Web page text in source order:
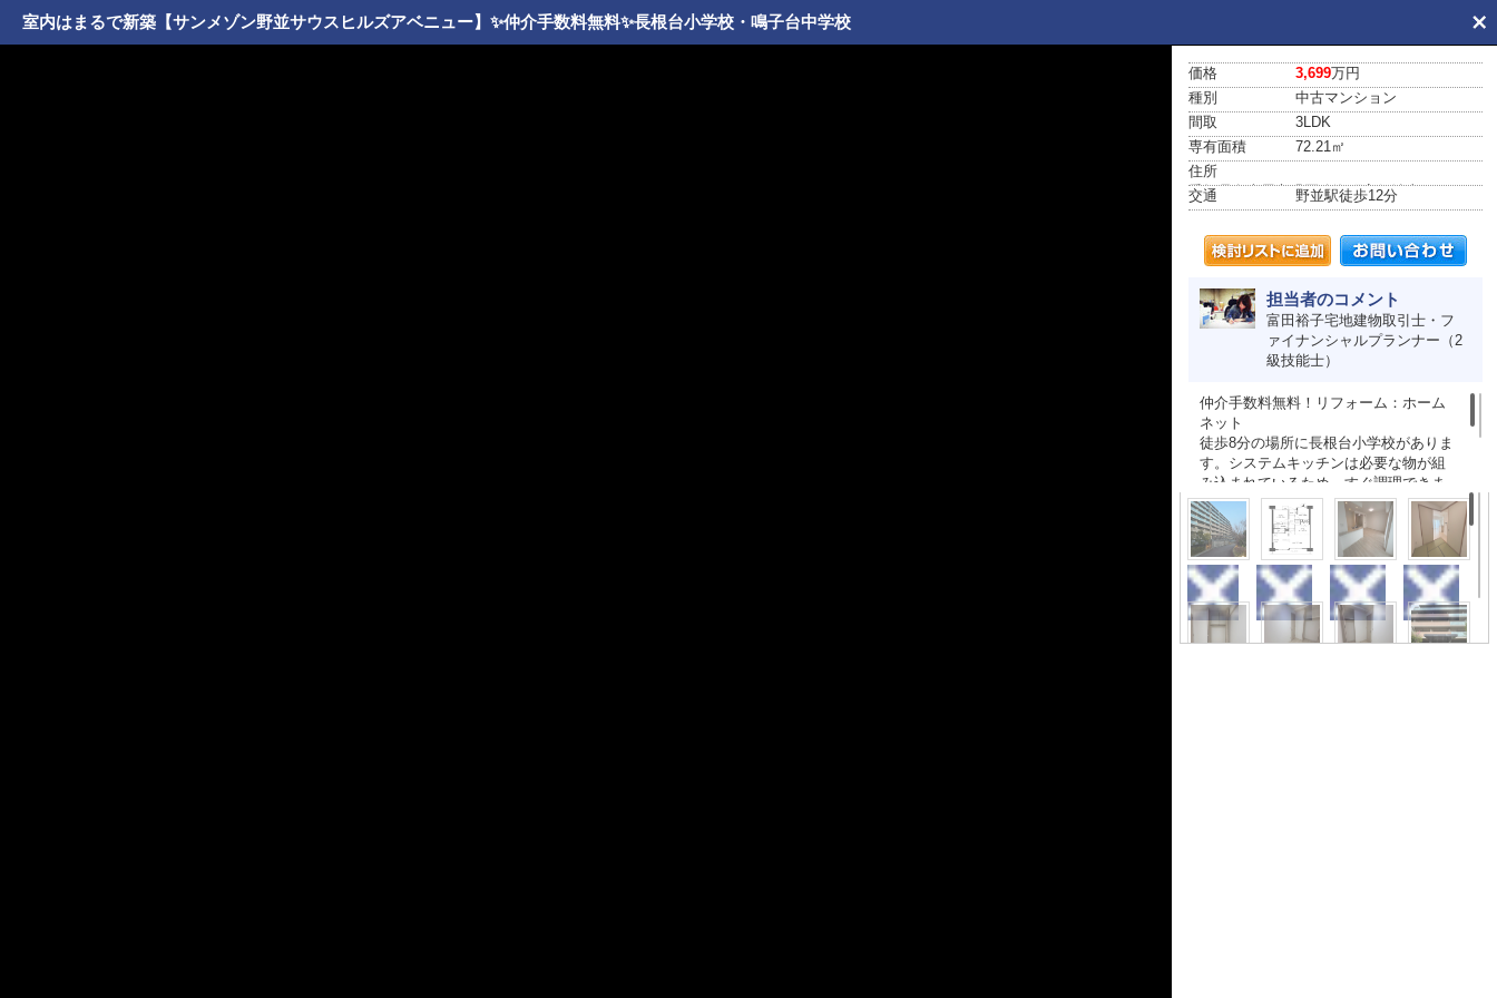
室内はまるで新築【サンメゾン野並サウスヒルズアベニュー】✨️仲介手数料無料✨️長根台小学校・鳴子台中学校
価格 3,699万円
種別
中古マンション
間取
3LDK
専有面積
72.21㎡
住所
愛知県名古屋市緑区鳴海町字伝治山1-4
交通 野並駅徒歩12分
担当者のコメント
富田裕子宅地建物取引士・フ
ァイナンシャルプランナー（2
級技能士）
仲介手数料無料！リフォーム：ホーム
ネット
徒歩8分の場所に長根台小学校がありま
す。システムキッチンは必要な物が組
み込まれているため、すぐ調理できま
す。3LDKの物件で、開放感のある生活
を送る事が出来ます。安心して暮らし
を送りたい方におすすめの防犯カメラ
付き物件です。帰ってくるとほっとす
るようなお住まいが良いですよね。ご
希望にマッチした不動産を購入して、
さらに快適な毎日を送りましょう。